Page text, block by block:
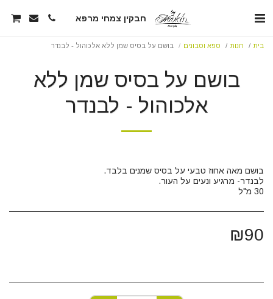
חבקין צמחי מרפא
בית חנות ספא וסבונים בושם על בסיס שמן ללא אלכוהול - לבנדר
בושם על בסיס שמן ללא
אלכוהול - לבנדר
30 מ"ל
₪90